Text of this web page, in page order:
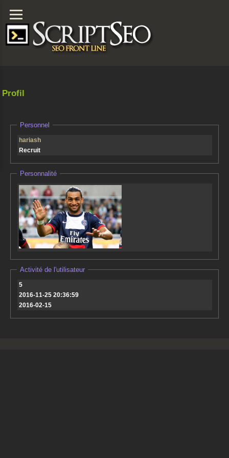
Profil
Personnel
hariash
Recruit
Personnalité
Activité de l'utilisateur
5
2016-11-25 20:36:59
2016-02-15